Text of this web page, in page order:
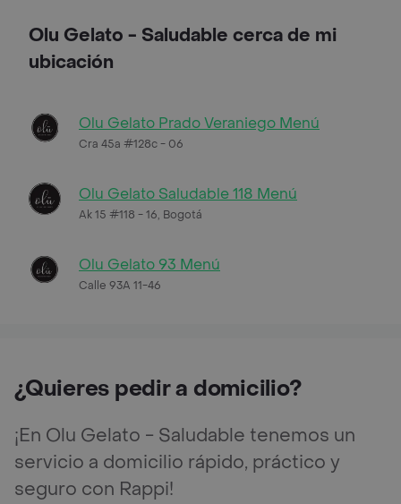
Olu Gelato - Saludable cerca de mi
ubicación
Olu Gelato Prado Veraniego Menú
Cra 45a #128c - 06
Olu Gelato Saludable 118 Menú
Ak 15 #118 - 16, Bogotá
Olu Gelato 93 Menú
Calle 93A 11-46
¿Quieres pedir a domicilio?
¡En Olu Gelato - Saludable tenemos un
servicio a domicilio rápido, práctico y
seguro con Rappi!